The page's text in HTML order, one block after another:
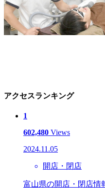
アクセスランキング
1
602,480 Views
2024.11.05
開店・閉店
富山県の開店・閉店情